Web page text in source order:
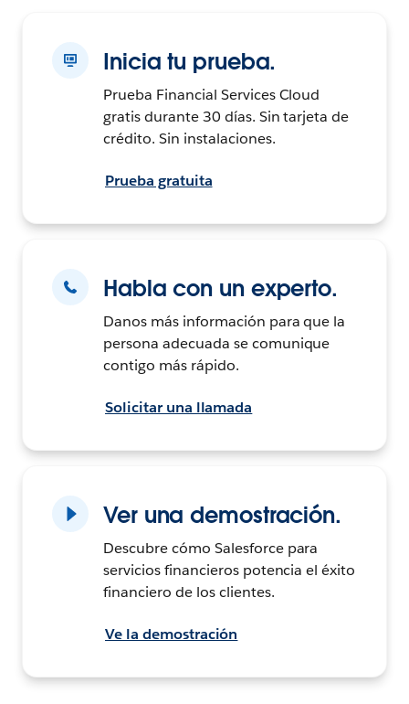
Inicia tu prueba.
Prueba Financial Services Cloud
gratis durante 30 días. Sin tarjeta de
crédito. Sin instalaciones.
Prueba gratuita
Habla con un experto.
Danos más información para que la
persona adecuada se comunique
contigo más rápido.
Solicitar una llamada
Ver una demostración.
Descubre cómo Salesforce para
servicios financieros potencia el éxito
financiero de los clientes.
Ve la demostración